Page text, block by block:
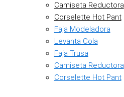
Camiseta Reductora
Corselette Hot Pant
Faja Modeladora
Levanta Cola
Faja Trusa
Camiseta Reductora
Corselette Hot Pant